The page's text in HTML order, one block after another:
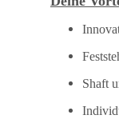
Shaft